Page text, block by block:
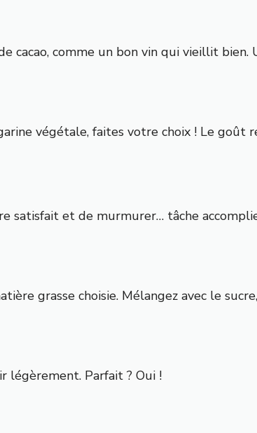
cacao, comme un bon vin qui vieillit
végétale, faites votre choix ! Le goût
satisfait et de murmurer… tâche
grasse choisie. Mélangez avec le
légèrement. Parfait ? Oui !